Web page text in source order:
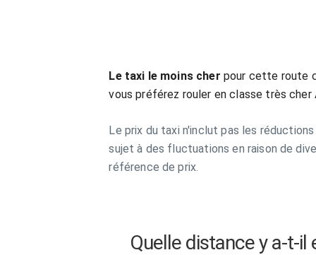
Le taxi le moins cher pour cette route
vous préférez rouler en classe très
Le prix du taxi n'inclut pas les
sujet à des fluctuations en raison de
référence de prix.
Quelle distance y a-t-